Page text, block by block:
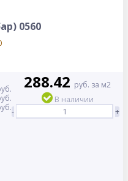
0560
288.42 руб. за м2
В наличии
-
+